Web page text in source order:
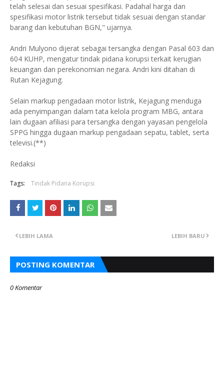
telah selesai dan sesuai spesifikasi. Padahal harga dan
spesifikasi motor listrik tersebut tidak sesuai dengan standar
barang dan kebutuhan BGN," ujarnya.
Andri Mulyono dijerat sebagai tersangka dengan Pasal 603 dan
604 KUHP, mengatur tindak pidana korupsi terkait kerugian
keuangan dan perekonomian negara. Andri kini ditahan di
Rutan Kejagung.
Selain markup pengadaan motor listrik, Kejagung menduga
ada penyimpangan dalam tata kelola program MBG, antara
lain dugaan afiliasi para tersangka dengan yayasan pengelola
SPPG hingga dugaan markup pengadaan sepatu, tablet, serta
televisi.(**)
Redaksi
Tags: Tindak Pidana Korupsi
LEBIH BARU
LEBIH LAMA
POSTING KOMENTAR
0 Komentar